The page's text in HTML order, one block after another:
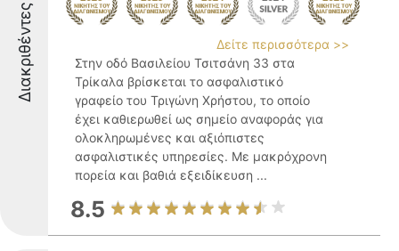
Διακριθέντες
Δείτε περισσότερα >>
Στην οδό Βασιλείου Τσιτσάνη 33 στα
Τρίκαλα βρίσκεται το ασφαλιστικό
γραφείο του Τριγώνη Χρήστου, το οποίο
έχει καθιερωθεί ως σημείο αναφοράς για
ολοκληρωμένες και αξιόπιστες
ασφαλιστικές υπηρεσίες. Με μακρόχρονη
πορεία και βαθιά εξειδίκευση ...
8.5